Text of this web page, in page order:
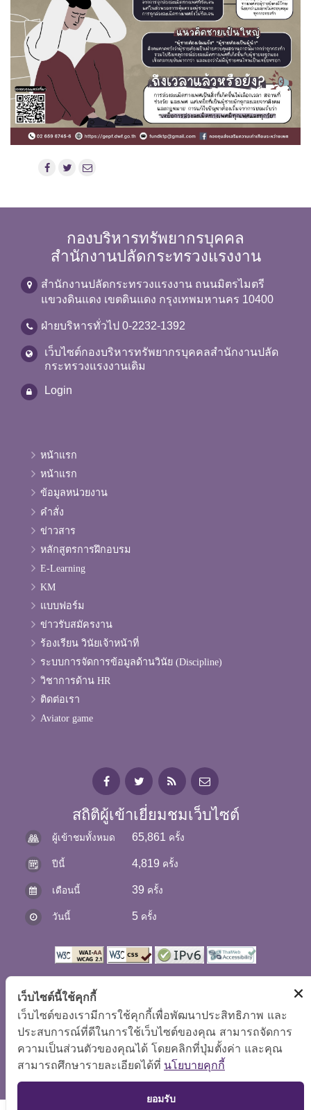
กองบริหารทรัพยากรบุคคล
สำนักงานปลัดกระทรวงแรงงาน
สำนักงานปลัดกระทรวงแรงงาน ถนนมิตรไมตรี
แขวงดินแดง เขตดินแดง กรุงเทพมหานคร 10400
ฝ่ายบริหารทั่วไป 0-2232-1392
เว็บไซต์กองบริหารทรัพยากรบุคคลสำนักงานปลัด
กระทรวงแรงงานเดิม
Login
หน้าแรก
หน้าแรก
ข้อมูลหน่วยงาน
คำสั่ง
ข่าวสาร
หลักสูตรการฝึกอบรม
E-Learning
KM
แบบฟอร์ม
ข่าวรับสมัครงาน
ร้องเรียน วินัยเจ้าหน้าที่
ระบบการจัดการข้อมูลด้านวินัย (Discipline)
วิชาการด้าน HR
ติดต่อเรา
Aviator game
สถิติผู้เข้าเยี่ยมชมเว็บไซต์
ผู้เข้าชมทั้งหมด 65,861 ครั้ง
ปีนี้ 4,819 ครั้ง
เดือนนี้ 39 ครั้ง
วันนี้ 5 ครั้ง
สงวนลิขสิทธิ์ © 2569 กองบริหารทรัพยากรบุคคล
แสดงผลได้ดีที่ขนาดหน้าจอ 1024x768 pixel
แผนผังเว็บไซต์ | คำถามที่พบบ่อย| นโยบายเว็บไซต์|
การปฏิเสธความรับผิด
TOP
เว็บไซต์นี้ใช้คุกกี้
เว็บไซต์ของเรามีการใช้คุกกี้เพื่อพัฒนาประสิทธิภาพ และ
ประสบการณ์ที่ดีในการใช้เว็บไซต์ของคุณ สามารถจัดการ
ความเป็นส่วนตัวของคุณได้ โดยคลิกที่ปุ่มตั้งค่า และคุณ
สามารถศึกษารายละเอียดได้ที่ นโยบายคุกกี้
ยอมรับ